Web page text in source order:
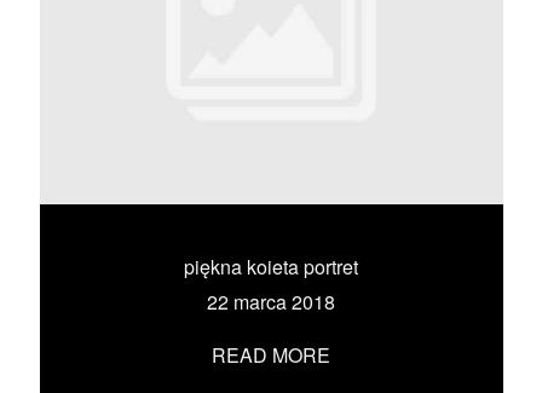
piękna koieta portret
22 marca 2018
READ MORE
UMÓW SIĘ ZE MNĄ →